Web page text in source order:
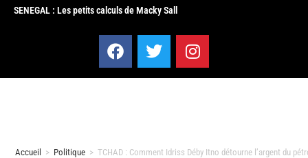
SENEGAL : Les petits calculs de Macky Sall
Accueil > Politique > TCHAD : Comment Idriss Déby Itno détourne l’argent du